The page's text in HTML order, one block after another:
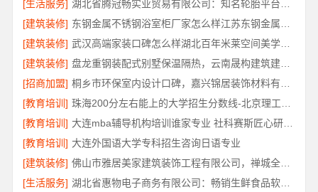
[生活服务]
[建筑装修]
[建筑装修]
武汉高端家装口碑怎么样湖北百年米莱空间美学装饰材料有限公司
[建筑装修]
盘龙重钢装配式别墅保温隔热，云南晟构建筑建材有限公司匠心打造
[招商加盟]
[教育培训]
[教育培训]
大连mba辅导机构培训谁家专业 社科赛斯匠心研发备战MBA考研
[教育培训] 大连外国语大学专科招生咨询日语专业
[建筑装修]
佛山市雅居美家建筑装饰工程有限公司，禅城全包家装装修首选
[生活服务]
湖北省惠物电子商务有限公司：畅销生鲜食品软件功能全解析